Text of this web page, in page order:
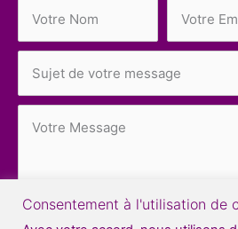
Consentement à l'utilisation de